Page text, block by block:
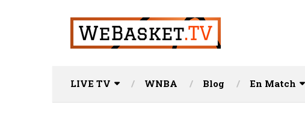
LIVE TV WNBA Blog En Match